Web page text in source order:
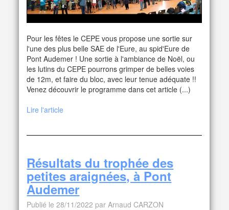
Pour les fêtes le CEPE vous propose une sortie sur
l'une des plus belle SAE de l'Eure, au spid'Eure de
Pont Audemer ! Une sortie à l'ambiance de Noël, ou
les lutins du CEPE pourrons grimper de belles voies
de 12m, et faire du bloc, avec leur tenue adéquate !!
Venez découvrir le programme dans cet article (...)
Lire l'article
Résultats du trophée des
petites araignées, à Pont
Audemer
Publié le 28/11/2022 par Arnaud CARZON